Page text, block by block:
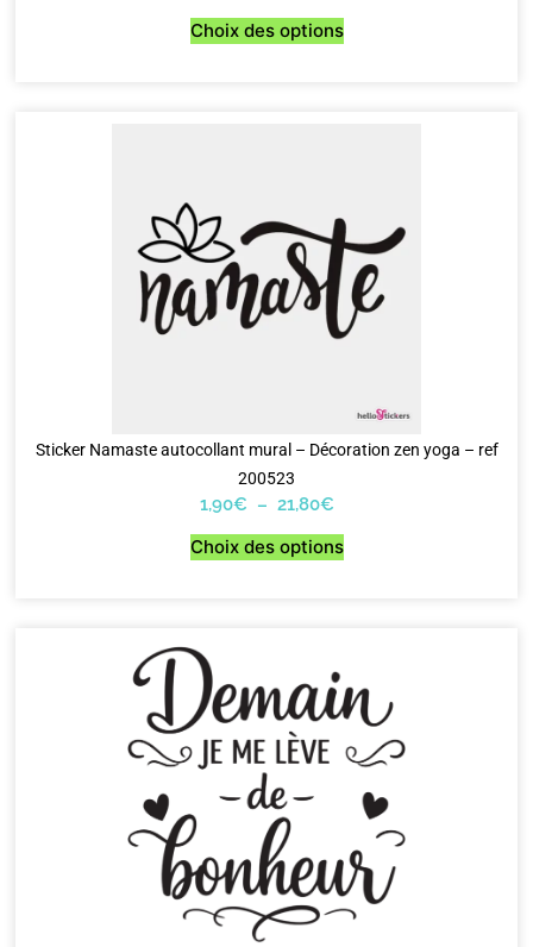
Choix des options
Sticker Namaste autocollant mural – Décoration zen yoga – ref
200523
1,90€ – 21,80€
Choix des options